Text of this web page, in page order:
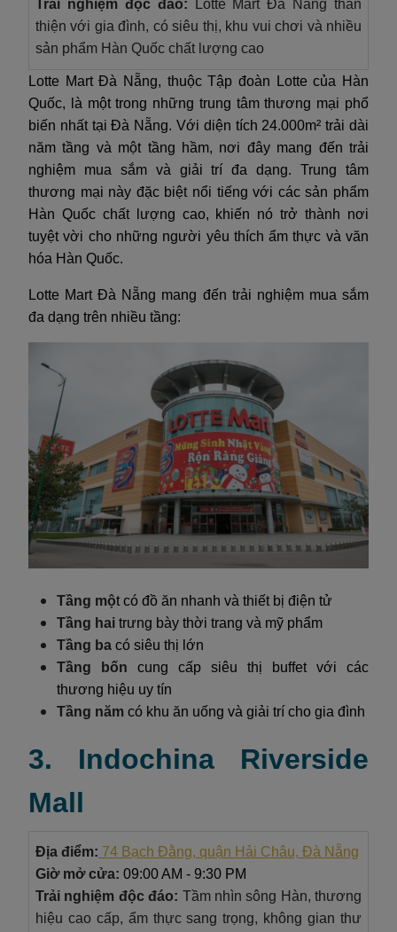
Trải nghiệm độc đáo: Lotte Mart Đà Nẵng thân
thiện với gia đình, có siêu thị, khu vui chơi và nhiều
sản phẩm Hàn Quốc chất lượng cao
Lotte Mart Đà Nẵng, thuộc Tập đoàn Lotte của Hàn
Quốc, là một trong những trung tâm thương mại phổ
biến nhất tại Đà Nẵng. Với diện tích 24.000m² trải dài
năm tầng và một tầng hầm, nơi đây mang đến trải
nghiệm mua sắm và giải trí đa dạng. Trung tâm
thương mại này đặc biệt nổi tiếng với các sản phẩm
Hàn Quốc chất lượng cao, khiến nó trở thành nơi
tuyệt vời cho những người yêu thích ẩm thực và văn
hóa Hàn Quốc.
Lotte Mart Đà Nẵng mang đến trải nghiệm mua sắm
đa dạng trên nhiều tầng:
Tầng một có đồ ăn nhanh và thiết bị điện tử
Tầng hai trưng bày thời trang và mỹ phẩm
Tầng ba có siêu thị lớn
Tầng bốn cung cấp siêu thị buffet với các
thương hiệu uy tín
Tầng năm có khu ăn uống và giải trí cho gia đình
3. Indochina Riverside
Mall
Địa điểm: 74 Bạch Đằng, quận Hải Châu, Đà Nẵng
Giờ mở cửa: 09:00 AM - 9:30 PM
Trải nghiệm độc đáo: Tầm nhìn sông Hàn, thương
hiệu cao cấp, ẩm thực sang trọng, không gian thư